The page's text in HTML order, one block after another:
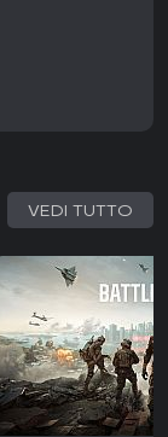
VEDI TUTTO